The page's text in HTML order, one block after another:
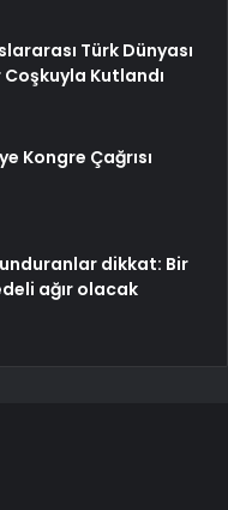
Türk Dünyası
Coşkuyla Kutlandı
Kongre Çağrısı
dikkat: Bir
ağır olacak